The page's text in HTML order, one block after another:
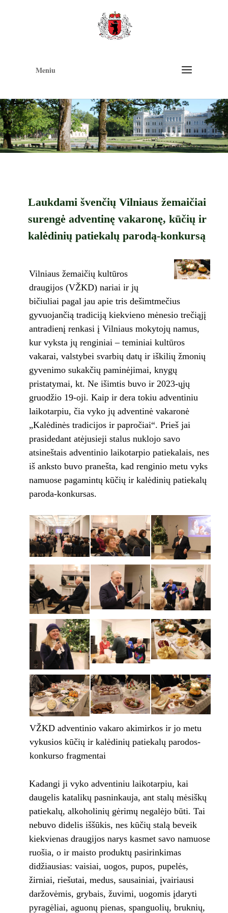
Meniu
Laukdami švenčių Vilniaus žemaičiai
surengė adventinę vakaronę, kūčių ir
kalėdinių patiekalų parodą-konkursą
Vilniaus žemaičių kultūros
draugijos (VŽKD) nariai ir jų
bičiuliai pagal jau apie tris dešimtmečius
gyvuojančią tradiciją kiekvieno mėnesio trečiąjį
antradienį renkasi į Vilniaus mokytojų namus,
kur vyksta jų renginiai – teminiai kultūros
vakarai, valstybei svarbių datų ir iškilių žmonių
gyvenimo sukakčių paminėjimai, knygų
pristatymai, kt. Ne išimtis buvo ir 2023-ųjų
gruodžio 19-oji. Kaip ir dera tokiu adventiniu
laikotarpiu, čia vyko jų adventinė vakaronė
„Kalėdinės tradicijos ir papročiai“. Prieš jai
prasidedant atėjusieji stalus nuklojo savo
atsineštais adventinio laikotarpio patiekalais, nes
iš anksto buvo pranešta, kad renginio metu vyks
namuose pagamintų kūčių ir kalėdinių patiekalų
paroda-konkursas.
VŽKD adventinio vakaro akimirkos ir jo metu
vykusios kūčių ir kalėdinių patiekalų parodos-
konkurso fragmentai
Kadangi ji vyko adventiniu laikotarpiu, kai
daugelis katalikų pasninkauja, ant stalų mėsiškų
patiekalų, alkoholinių gėrimų negalėjo būti. Tai
nebuvo didelis iššūkis, nes kūčių stalą beveik
kiekvienas draugijos narys kasmet savo namuose
ruošia, o ir maisto produktų pasirinkimas
didžiausias: vaisiai, uogos, pupos, pupelės,
žirniai, riešutai, medus, sausainiai, įvairiausi
daržovėmis, grybais, žuvimi, uogomis įdaryti
pyragėliai, aguonų pienas, spanguolių, bruknių,